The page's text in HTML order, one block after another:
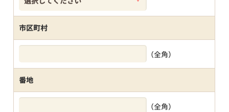
市区町村
（全角）
番地
（全角）